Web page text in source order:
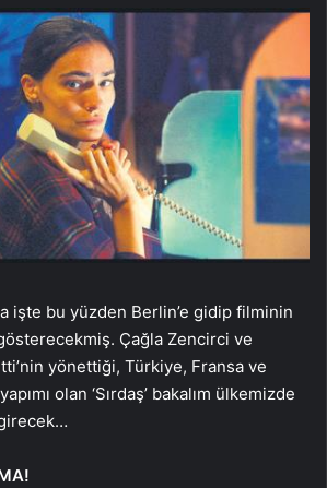
işte bu yüzden Berlin’e gidip filminin
Çağla Zencirci ve
yönettiği, Türkiye, Fransa ve
olan ‘Sırdaş’ bakalım ülkemizde